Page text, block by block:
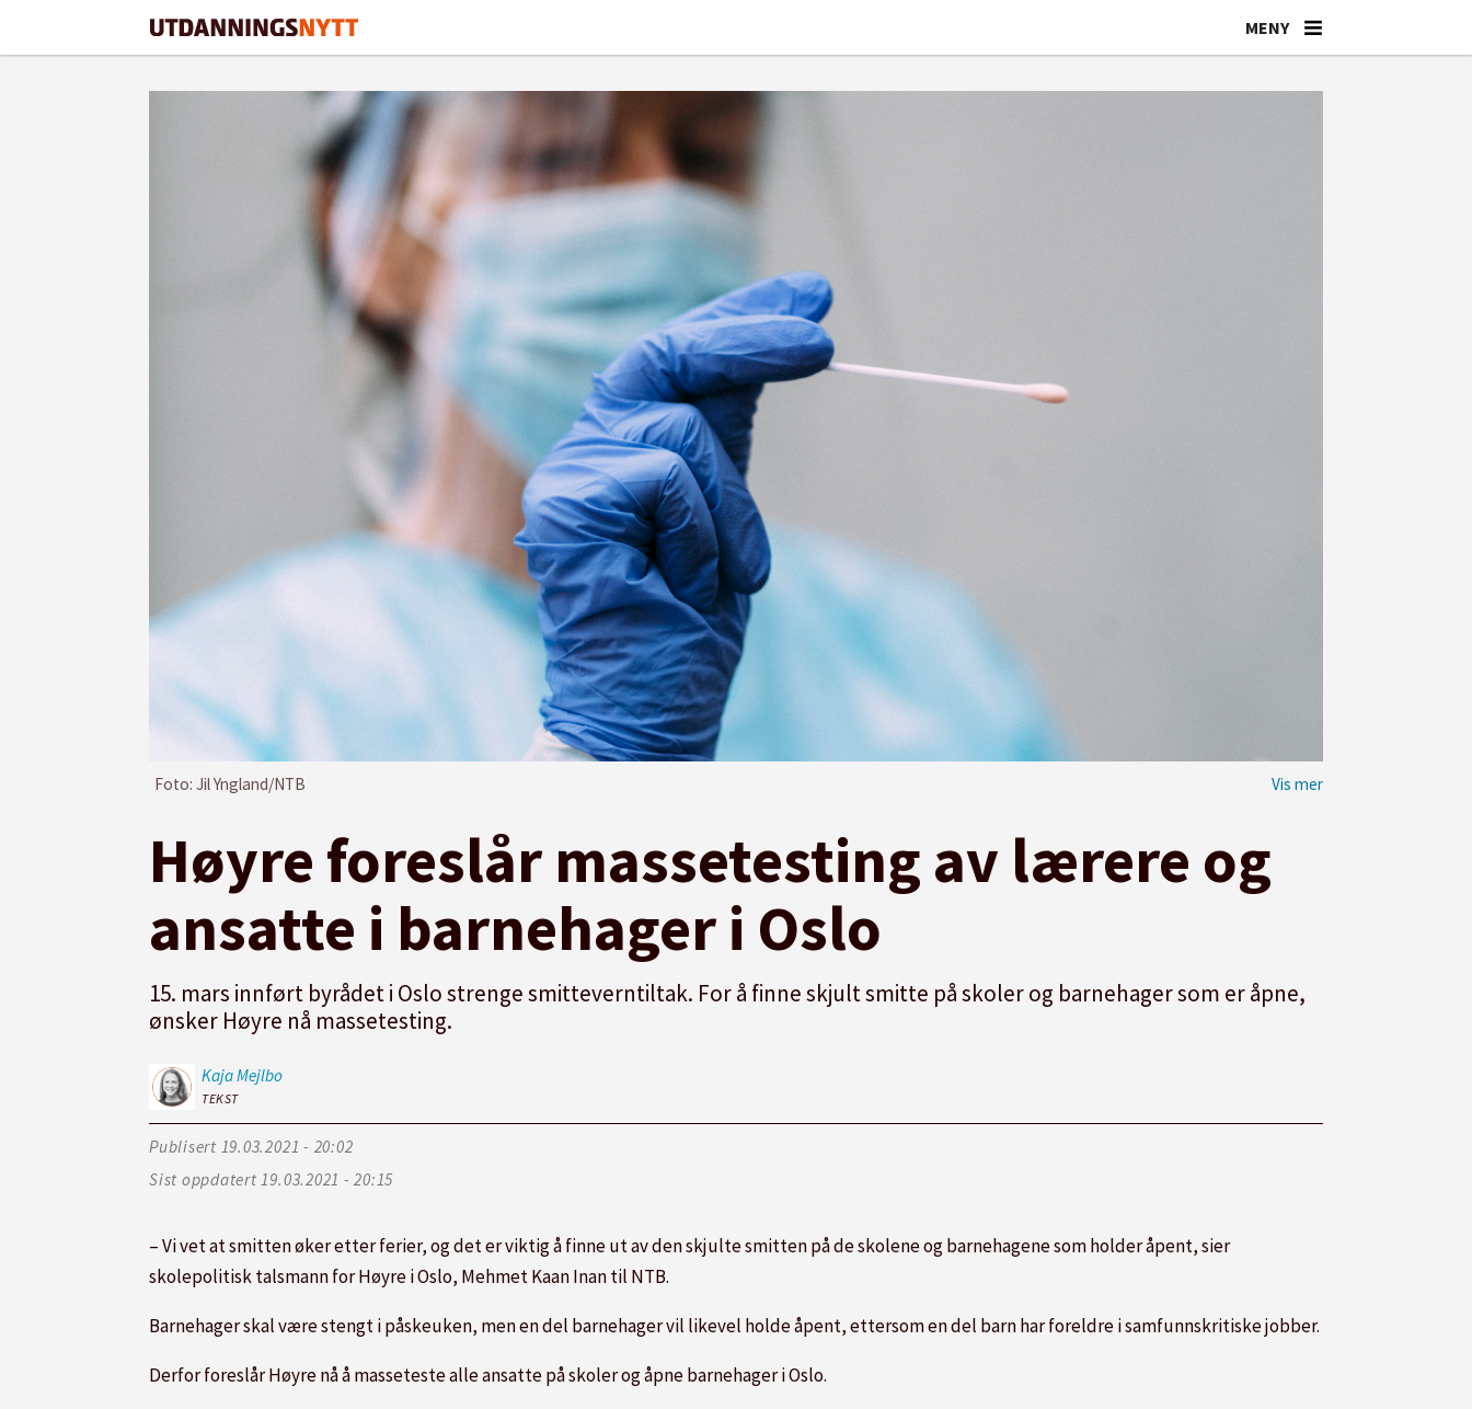
Foto: Jil Yngland/NTB
Høyre foreslår massetesting av lærere og
ansatte i barnehager i Oslo
15. mars innført byrådet i Oslo strenge smitteverntiltak. For å finne skjult smitte på skoler og barnehager som er åpne,
ønsker Høyre nå massetesting.
KajaMejlbo
TEKST
Publisert
19.03.2021 - 20:02
Sist oppdatert
19.03.2021 - 20:15
– Vi vet at smitten øker etter ferier, og det er viktig å finne ut av den skjulte smitten på de skolene ogbarnehagene som holder åpent, sier
skolepolitisk talsmann for Høyre i Oslo, Mehmet Kaan Inan til NTB.
Barnehager skal være stengt i påskeuken, men en del barnehager vil likevel holde åpent, ettersom en del barn har foreldre i samfunnskritiske jobber.
Derfor foreslår Høyre nå å masseteste alle ansatte på skoler og åpnebarnehager i Oslo.